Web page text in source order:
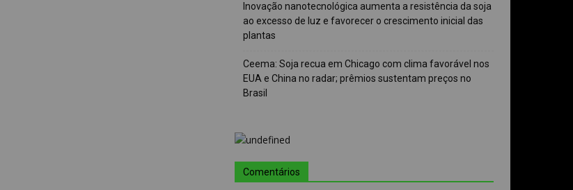
Inovação nanotecnológica aumenta a resistência da soja
ao excesso de luz e favorecer o crescimento inicial das
plantas
Ceema: Soja recua em Chicago com clima favorável nos
EUA e China no radar; prêmios sustentam preços no
Brasil
Comentários